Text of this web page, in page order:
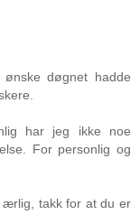
døgnet hadde
har jeg ikke noe
For personlig og
ærlig, takk for at du er